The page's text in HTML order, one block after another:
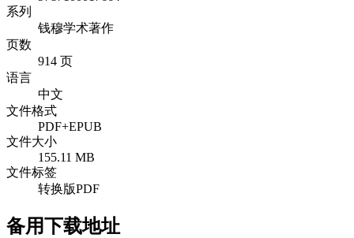
系列
钱穆学术著作
页数
914 页
语言
中文
文件格式
PDF+EPUB
文件大小
155.11 MB
文件标签
转换版PDF
备用下载地址